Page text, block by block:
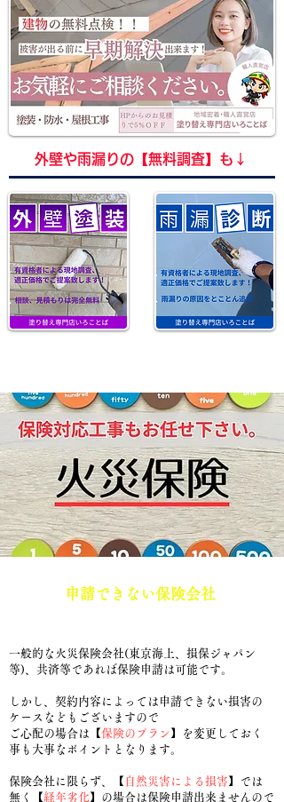
​外壁や雨漏りの【無料調査】も↓
申請できない保険会社
​一般的な火災保険会社(東京海上、損保ジャパン
等)、共済等であれば保険申請は可能です。
しかし、契約内容によっては申請できない損害の
ケースなどもございますので
ご心配の場合は【保険のプラン】を変更しておく
事も大事なポイントとなります。
保険会社に限らず、【 自然災害による損害】では
無く【経年劣化】の場合は保険申請​出来ませんので